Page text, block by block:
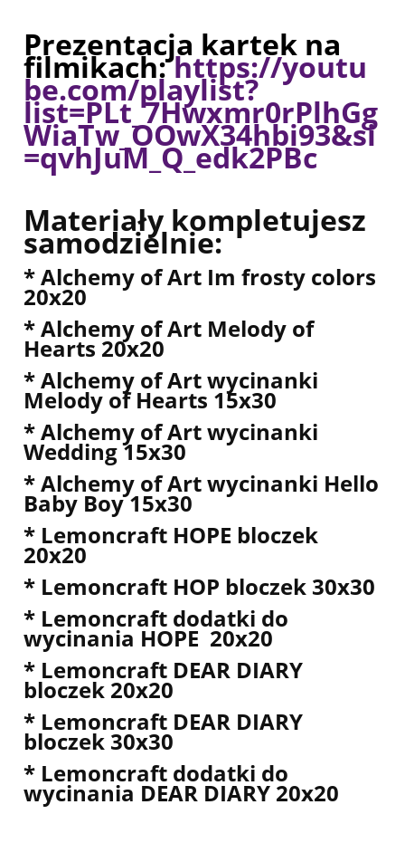
Prezentacja kartek na
filmikach:https://youtu
be.com/playlist?
list=PLt_7Hwxmr0rPlhGg
WiaTw_OOwX34hbi93&si
=qvhJuM_Q_edk2PBc
Materiały kompletujesz
samodzielnie:
* Alchemy of Art Im frosty colors
20x20
* Alchemy of Art Melody of
Hearts 20x20
* Alchemy of Art wycinanki
Melody of Hearts 15x30
* Alchemy of Art wycinanki
Wedding 15x30
* Alchemy of Art wycinanki Hello
Baby Boy 15x30
* Lemoncraft HOPE bloczek
20x20
* Lemoncraft HOP bloczek 30x30
* Lemoncraft dodatki do
wycinania HOPE 20x20
* Lemoncraft DEAR DIARY
bloczek 20x20
* Lemoncraft DEAR DIARY
bloczek 30x30
* Lemoncraft dodatki do
wycinania DEAR DIARY 20x20